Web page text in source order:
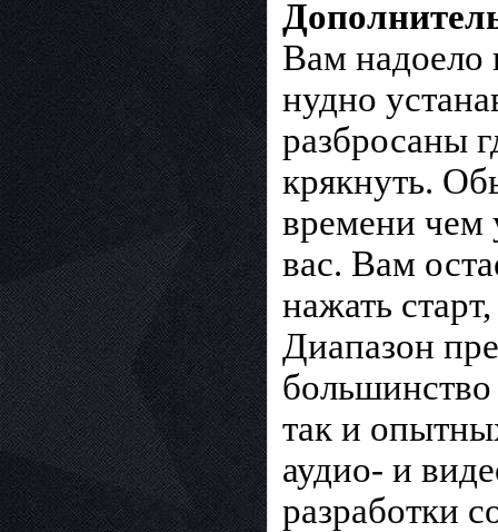
Вам надоело
нудно
разбросаны
крякнуть.
времени чем
вас. Вам
нажать
Диапазон
так и
аудио- и
разработки